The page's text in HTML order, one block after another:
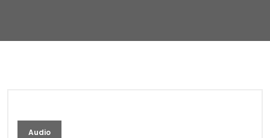
Audio